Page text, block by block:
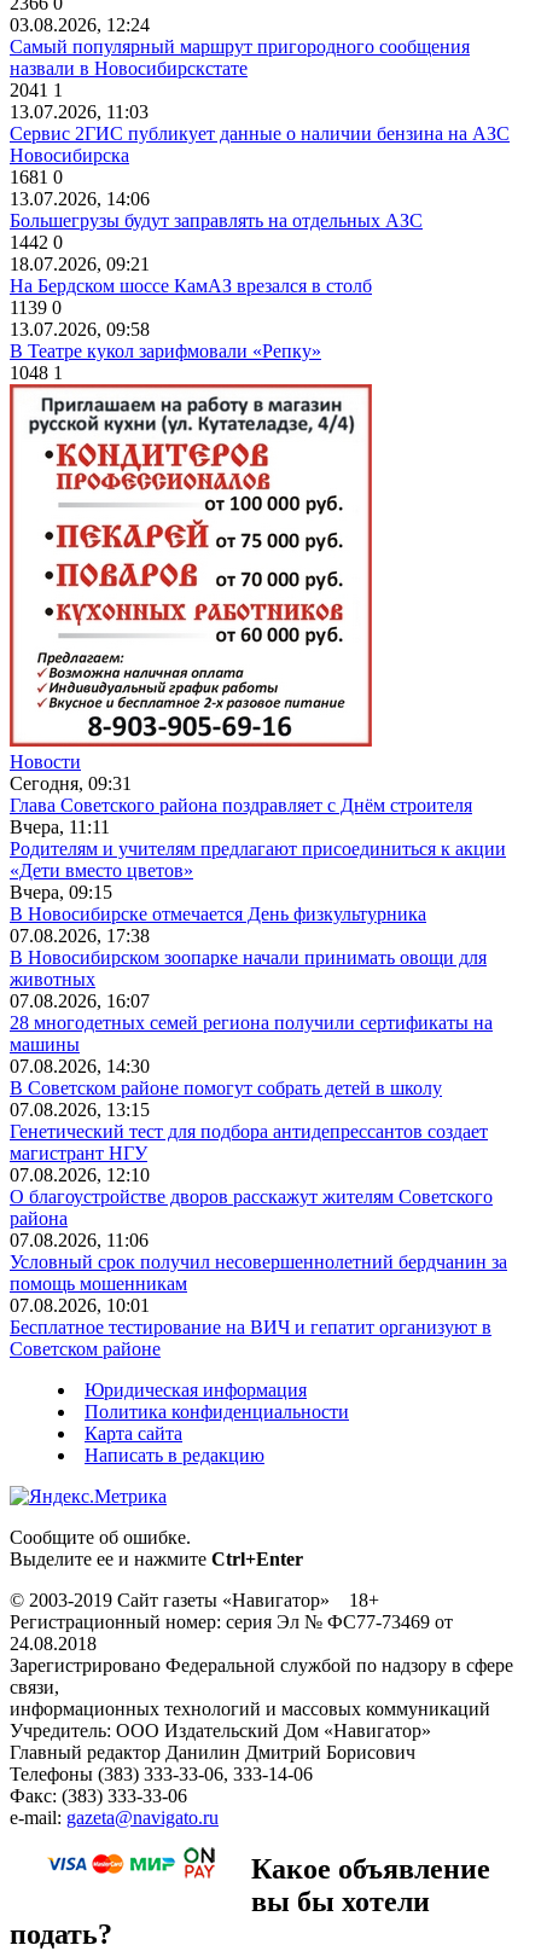
03.08.2026, 12:24
Самый популярный маршрут пригородного сообщения
назвали в Новосибирскстате
2041 1
13.07.2026, 11:03
Сервис 2ГИС публикует данные о наличии бензина на АЗС
Новосибирска
1681 0
13.07.2026, 14:06
Большегрузы будут заправлять на отдельных АЗС
1442 0
18.07.2026, 09:21
На Бердском шоссе КамАЗ врезался в столб
1139 0
13.07.2026, 09:58
В Театре кукол зарифмовали «Репку»
1048 1
Новости
Сегодня, 09:31
Глава Советского района поздравляет с Днём строителя
Вчера, 11:11
Родителям и учителям предлагают присоединиться к акции
«Дети вместо цветов»
Вчера, 09:15
В Новосибирске отмечается День физкультурника
07.08.2026, 17:38
В Новосибирском зоопарке начали принимать овощи для
животных
07.08.2026, 16:07
28 многодетных семей региона получили сертификаты на
машины
07.08.2026, 14:30
В Советском районе помогут собрать детей в школу
07.08.2026, 13:15
Генетический тест для подбора антидепрессантов создает
магистрант НГУ
07.08.2026, 12:10
О благоустройстве дворов расскажут жителям Советского
района
07.08.2026, 11:06
Условный срок получил несовершеннолетний бердчанин за
помощь мошенникам
07.08.2026, 10:01
Бесплатное тестирование на ВИЧ и гепатит организуют в
Советском районе
Юридическая информация
Политика конфиденциальности
Карта сайта
Написать в редакцию
Сообщите об ошибке.
Выделите ее и нажмите Ctrl+Enter
© 2003-2019 Сайт газеты «Навигатор» 18+
Регистрационный номер: серия Эл № ФС77-73469 от
24.08.2018
Зарегистрировано Федеральной службой по надзору в сфере
связи,
информационных технологий и массовых коммуникаций
Учредитель: ООО Издательский Дом «Навигатор»
Главный редактор Данилин Дмитрий Борисович
Телефоны (383) 333-33-06, 333-14-06
Факс: (383) 333-33-06
e-mail: gazeta@navigato.ru
Какое объявление
вы бы хотели
подать?